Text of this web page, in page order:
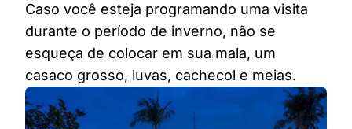
Caso você esteja programando uma visita
durante o período de inverno, não se
esqueça de colocar em sua mala, um
casaco grosso, luvas, cachecol e meias.